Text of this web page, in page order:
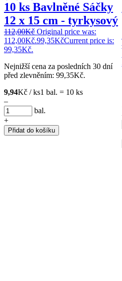
10 ks Bavlněné Sáčky
12 x 15 cm - tyrkysový
112,00Kč Original price was:
112,00Kč.99,35KčCurrent price is:
99,35Kč.
Nejnižší cena za posledních 30 dní
před zlevněním: 99,35Kč.
9,94Kč / ks1 bal. = 10 ks
–
bal.
+
Přidat do košíku